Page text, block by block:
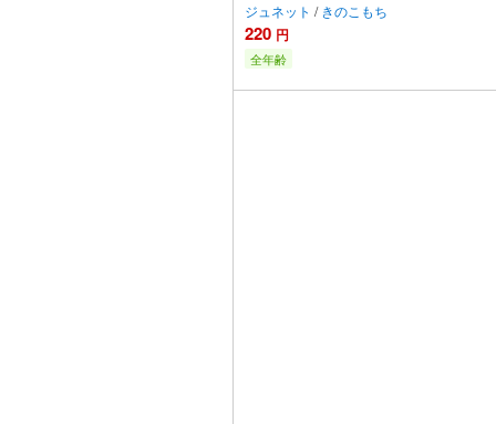
ジュネット / きのこもち
220 円
全年齢